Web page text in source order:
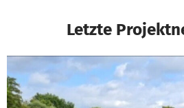
Letzte